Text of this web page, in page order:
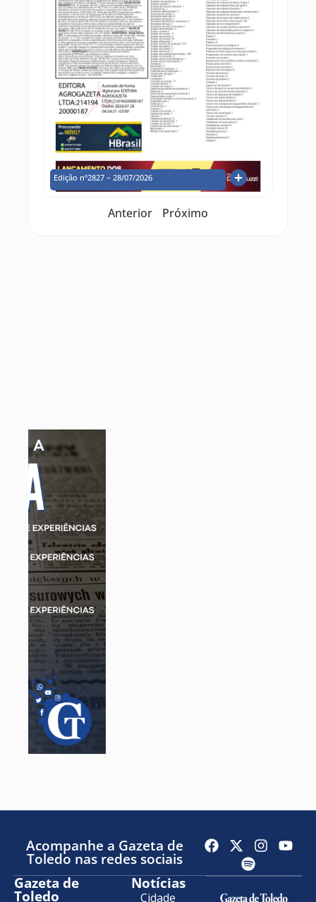
Edição nº2827 – 28/07/2026
Anterior Próximo
Acompanhe a Gazeta de
Toledo nas redes sociais
Gazeta de
Toledo
Notícias
Cidade